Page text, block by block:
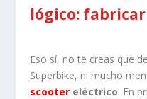
lógico:
Eso sí, no te creas que
Superbike, ni mucho
scooter eléctrico. En